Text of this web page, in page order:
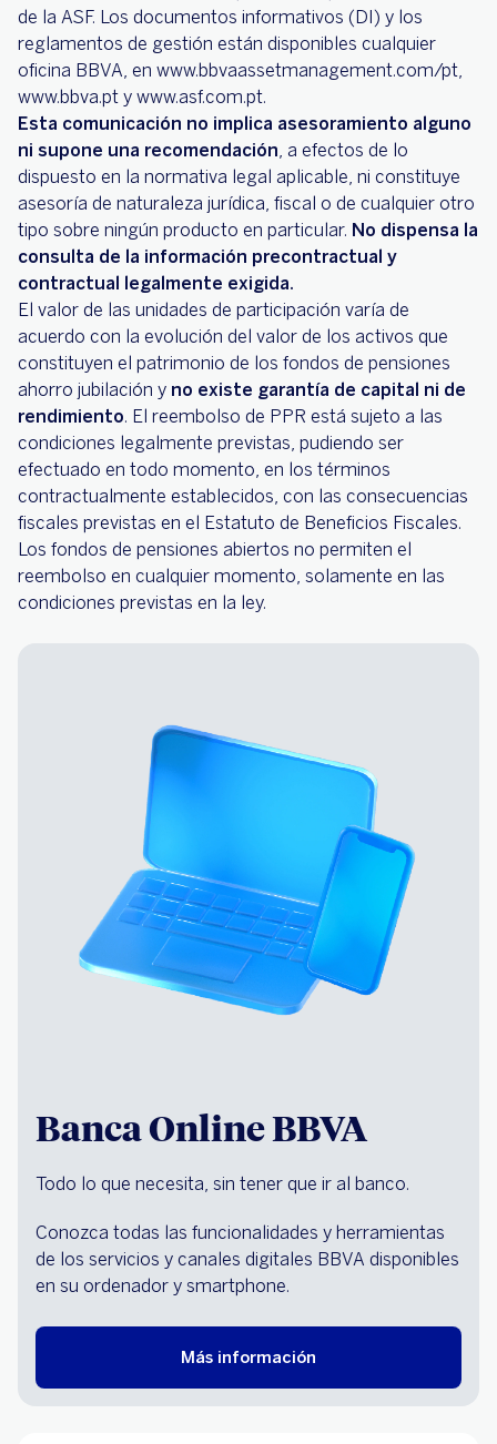
de la ASF. Los documentos informativos (DI) y los
reglamentos de gestión están disponibles cualquier
oficina BBVA, en www.bbvaassetmanagement.com/pt,
www.bbva.pt y www.asf.com.pt.
Esta comunicación no implica asesoramiento alguno
ni supone una recomendación, a efectos de lo
dispuesto en la normativa legal aplicable, ni constituye
asesoría de naturaleza jurídica, fiscal o de cualquier otro
tipo sobre ningún producto en particular. No dispensa la
consulta de la información precontractual y
contractual legalmente exigida.
El valor de las unidades de participación varía de
acuerdo con la evolución del valor de los activos que
constituyen el patrimonio de los fondos de pensiones
ahorro jubilación y no existe garantía de capital ni de
rendimiento. El reembolso de PPR está sujeto a las
condiciones legalmente previstas, pudiendo ser
efectuado en todo momento, en los términos
contractualmente establecidos, con las consecuencias
fiscales previstas en el Estatuto de Beneficios Fiscales.
Los fondos de pensiones abiertos no permiten el
reembolso en cualquier momento, solamente en las
condiciones previstas en la ley.
Banca Online BBVA
Todo lo que necesita, sin tener que ir al banco.
Conozca todas las funcionalidades y herramientas
de los servicios y canales digitales BBVA disponibles
en su ordenador y smartphone.
Más información